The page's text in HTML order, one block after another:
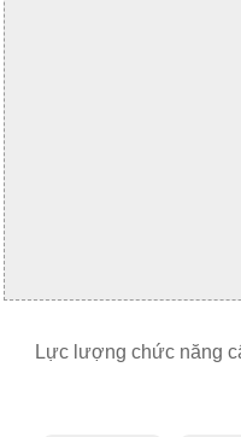
Lực lượng chức năng